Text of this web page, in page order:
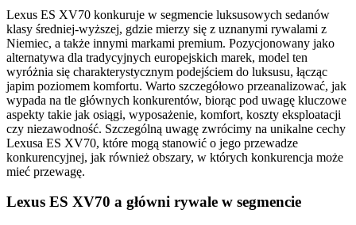
Lexus ES XV70 konkuruje w segmencie luksusowych sedanów
klasy średniej-wyższej, gdzie mierzy się z uznanymi rywalami z
Niemiec, a także innymi markami premium. Pozycjonowany jako
alternatywa dla tradycyjnych europejskich marek, model ten
wyróżnia się charakterystycznym podejściem do luksusu, łącząc
japim poziomem komfortu. Warto szczegółowo przeanalizować, jak
wypada na tle głównych konkurentów, biorąc pod uwagę kluczowe
aspekty takie jak osiągi, wyposażenie, komfort, koszty eksploatacji
czy niezawodność. Szczególną uwagę zwrócimy na unikalne cechy
Lexusa ES XV70, które mogą stanowić o jego przewadze
konkurencyjnej, jak również obszary, w których konkurencja może
mieć przewagę.
Lexus ES XV70 a główni rywale w segmencie